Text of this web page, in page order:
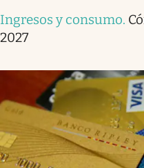
Ingresos y consumo.
2027